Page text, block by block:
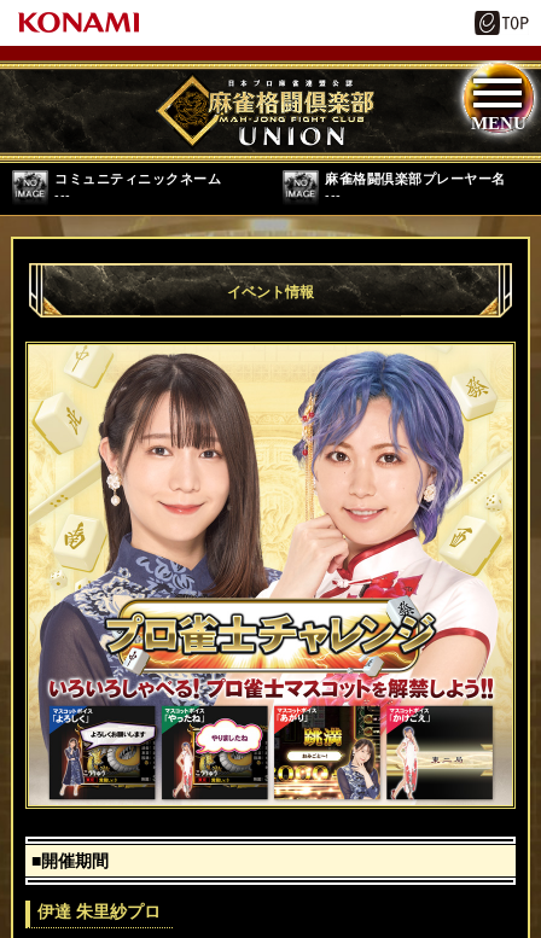
コミュニティニックネーム
---
麻雀格闘倶楽部プレーヤー名
---
イベント情報
■開催期間
伊達 朱里紗プロ